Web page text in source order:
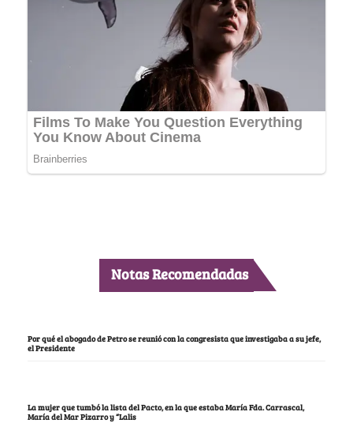
Notas Recomendadas
Por qué el abogado de Petro se reunió con la congresista que investigaba a su jefe,
el Presidente
La mujer que tumbó la lista del Pacto, en la que estaba María Fda. Carrascal,
María del Mar Pizarro y “Lalis